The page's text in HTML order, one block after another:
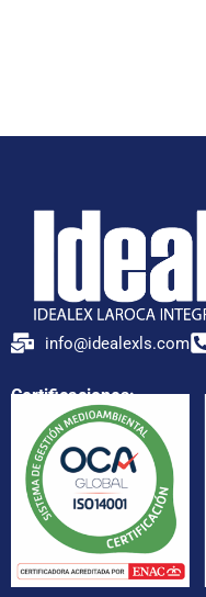
info@idealexls.com
Certificaciones: